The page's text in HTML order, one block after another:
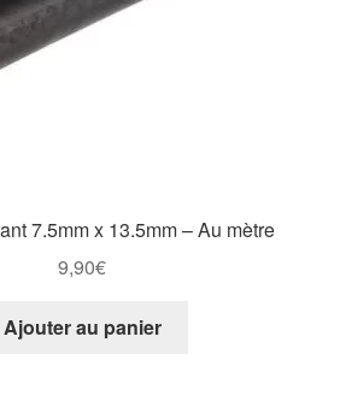
7.5mm x 13.5mm – Au mètre
9,90€
Ajouter au panier